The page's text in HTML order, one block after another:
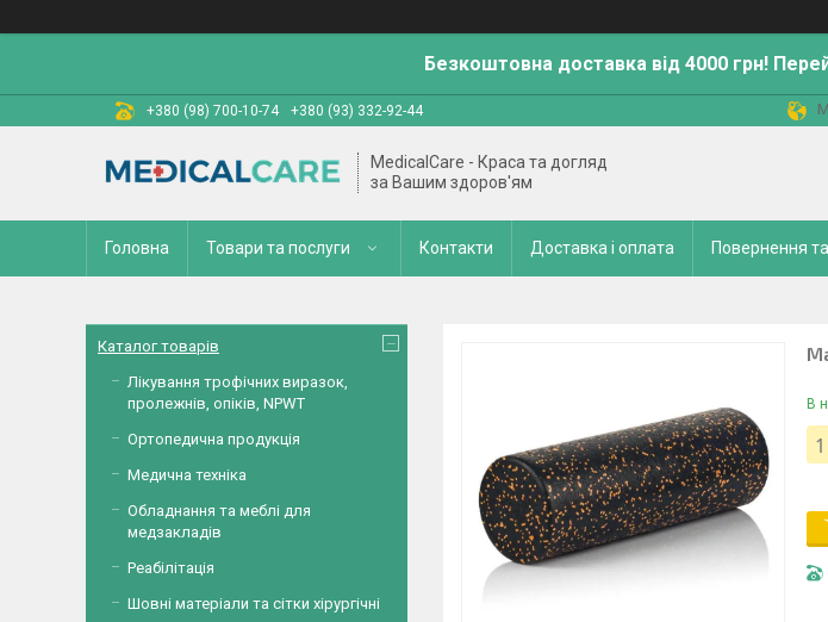
Безкоштовна доставка від 4000 грн!
+380 (98) 700-10-74 +380 (93) 332-92-44
MedicalCare - Краса та догляд
за Вашим здоров'ям
Головна Товари та послуги Контакти Доставка і оплата Повернення
В
Каталог товарів
Лікування трофічних виразок,
пролежнів, опіків, NPWT
Ортопедична продукція
Медична техніка
Обладнання та меблі для
медзакладів
Реабілітація
Шовні матеріали та сітки хірургічні